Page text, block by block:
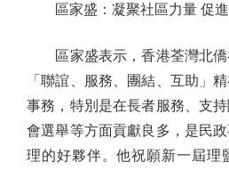
區家盛：凝聚社區力量 促進
區家盛表示，香港荃灣北僑
「聯誼、服務、團結、互助」
事務，特別是在長者服務、支
會選舉等方面貢獻良多，是民
理的好夥伴。他祝願新一屆理